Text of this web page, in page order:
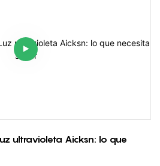
ultravioleta Aicksn: lo que